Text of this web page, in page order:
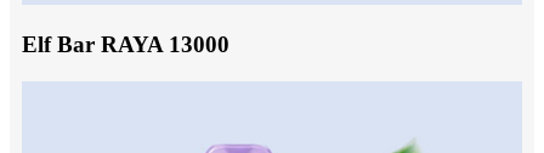
Elf Bar RAYA 13000